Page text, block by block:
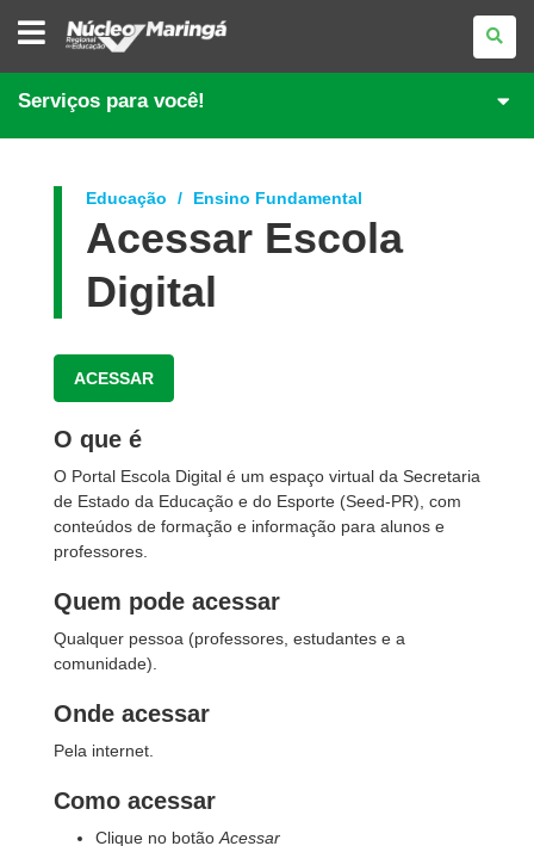
NÚCLEO
REGIONAL
EDUCAÇÃO
DE
MARINGÁ
Serviços para você!
Educação Ensino Fundamental
Acessar Escola
Digital
ACESSAR
O que é
O Portal Escola Digital é um espaço virtual da Secretaria
de Estado da Educação e do Esporte (Seed-PR), com
conteúdos de formação e informação para alunos e
professores.
Quem pode acessar
Qualquer pessoa (professores, estudantes e a
comunidade).
Onde acessar
Pela internet.
Como acessar
Clique no botão Acessar